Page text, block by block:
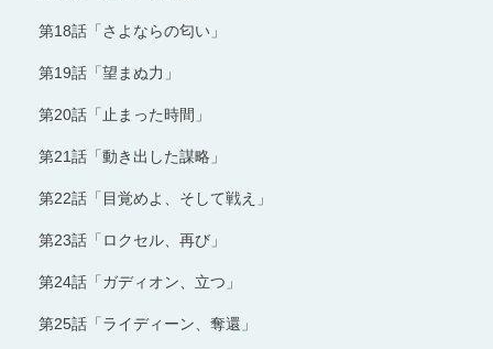
第18話「さよならの匂い」
第19話「望まぬ力」
第20話「止まった時間」
第21話「動き出した謀略」
第22話「目覚めよ、そして戦え」
第23話「ロクセル、再び」
第24話「ガディオン、立つ」
第25話「ライディーン、奪還」